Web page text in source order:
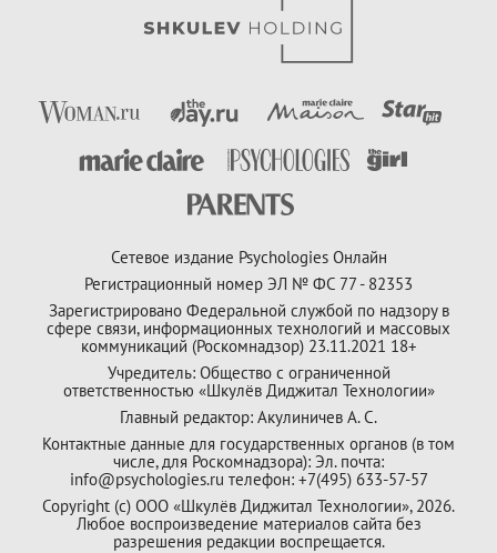
Сетевое издание Psychologies Онлайн
Регистрационный номер ЭЛ № ФС 77 - 82353
Зарегистрировано Федеральной службой по надзору в
сфере связи, информационных технологий и массовых
коммуникаций (Роскомнадзор) 23.11.2021 18+
Учредитель: Общество с ограниченной
ответственностью «Шкулёв Диджитал Технологии»
Главный редактор: Акулиничев А. С.
Контактные данные для государственных органов (в том
числе, для Роскомнадзора): Эл. почта:
info@psychologies.ru телефон: +7(495) 633-57-57
Copyright (с) ООО «Шкулёв Диджитал Технологии», 2026.
Любое воспроизведение материалов сайта без
разрешения редакции воспрещается.